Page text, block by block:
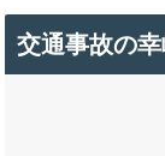
交通事故の